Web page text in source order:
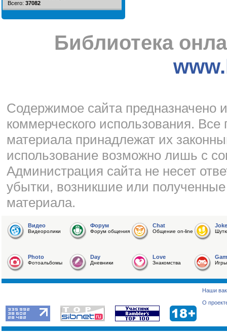
Всего: 37082
Библиотека
Cодержимое сайта предназначено
коммерческого использования.
материала принадлежат их
использование возможно лишь с
Администрация сайта не несет
убытки, возникшие или
материала.
Видео
Видеоролики
Форум
Форум общения
Chat
Общение on-line
Joke
Photo
Фотоальбомы
Day
Дневники
Love
Знакомства Игры
Наши
О